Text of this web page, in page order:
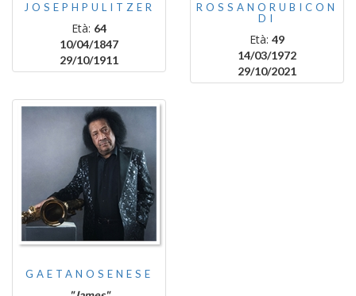
JOSEPHPULITZER
Età: 64
10/04/1847
29/10/1911
ROSSANORUBICON
DI
Età: 49
14/03/1972
29/10/2021
GAETANOSENESE